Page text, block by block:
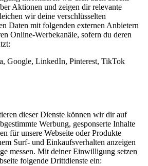
Aktionen und zeigen dir relevante
wir deine verschlüsselten
Daten mit folgenden externen Anbietern
Online-Werbekanäle, sofern du deren
Google, LinkedIn, Pinterest, TikTok
dieser Dienste können wir dir auf
Werbung, gesponserte Inhalte
für unsere Webseite oder Produkte
Surf- und Einkaufsverhalten anzeigen
messen. Mit deiner Einwilligung setzen
folgende Drittdienste ein: